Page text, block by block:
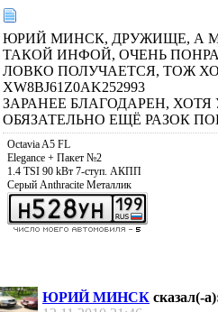
ЮРИЙ МИНСК, ДРУЖИЩЕ, А
ТАКОЙ ИНФОЙ, ОЧЕНЬ
ЛОВКО ПОЛУЧАЕТСЯ, ТОЖ
XW8BJ61Z0AK252993
ЗАРАНЕЕ БЛАГОДАРЕН,
ОБЯЗАТЕЛЬНО ЕЩЁ РАЗОК
Octavia A5 FL
Elegance + Пакет №2
1.4 TSI 90 kВт 7-ступ. АКПП
Серый Anthracite Металлик
ЮРИЙ МИНСК сказал(-